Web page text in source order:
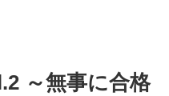
～無事に合格